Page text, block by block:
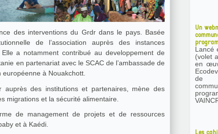
des interventions du Grdr dans le pays. Basée
de l’association auprès des instances
a notamment contribué au developpement de
en partenariat avec le SCAC de l’ambassade de
européenne à Nouakchott.
auprès des institutions et partenaires, mène des
migrations et la sécurité alimentaire.
de management de projets et de ressources
et à Kaédi.
Un
Lancé
(volet
en
de